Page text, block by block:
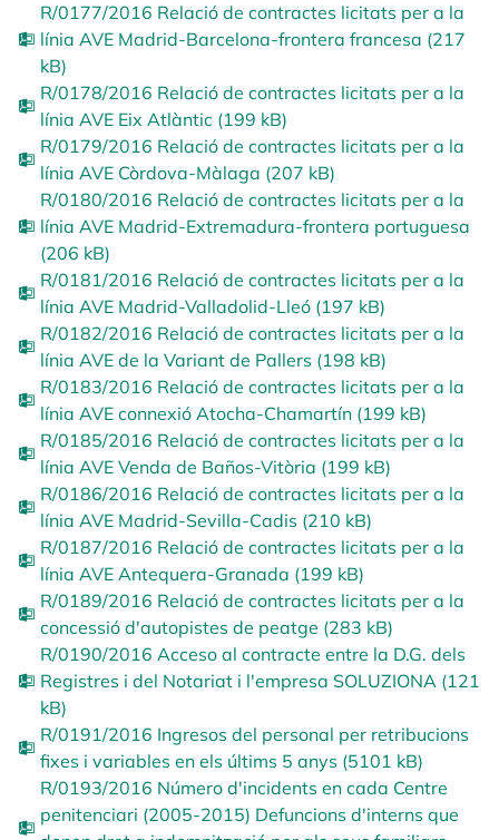
R/0177/2016 Relació de contractes licitats per a la
línia AVE Madrid-Barcelona-frontera francesa (217
kB)
R/0178/2016 Relació de contractes licitats per a la
línia AVE Eix Atlàntic (199 kB)
R/0179/2016 Relació de contractes licitats per a la
línia AVE Còrdova-Màlaga (207 kB)
R/0180/2016 Relació de contractes licitats per a la
línia AVE Madrid-Extremadura-frontera portuguesa
(206 kB)
R/0181/2016 Relació de contractes licitats per a la
línia AVE Madrid-Valladolid-Lleó (197 kB)
R/0182/2016 Relació de contractes licitats per a la
línia AVE de la Variant de Pallers (198 kB)
R/0183/2016 Relació de contractes licitats per a la
línia AVE connexió Atocha-Chamartín (199 kB)
R/0185/2016 Relació de contractes licitats per a la
línia AVE Venda de Baños-Vitòria (199 kB)
R/0186/2016 Relació de contractes licitats per a la
línia AVE Madrid-Sevilla-Cadis (210 kB)
R/0187/2016 Relació de contractes licitats per a la
línia AVE Antequera-Granada (199 kB)
R/0189/2016 Relació de contractes licitats per a la
concessió d'autopistes de peatge (283 kB)
R/0190/2016 Acceso al contracte entre la D.G. dels
Registres i del Notariat i l'empresa SOLUZIONA (121
kB)
R/0191/2016 Ingresos del personal per retribucions
fixes i variables en els últims 5 anys (5101 kB)
R/0193/2016 Número d'incidents en cada Centre
penitenciari (2005-2015) Defuncions d'interns que